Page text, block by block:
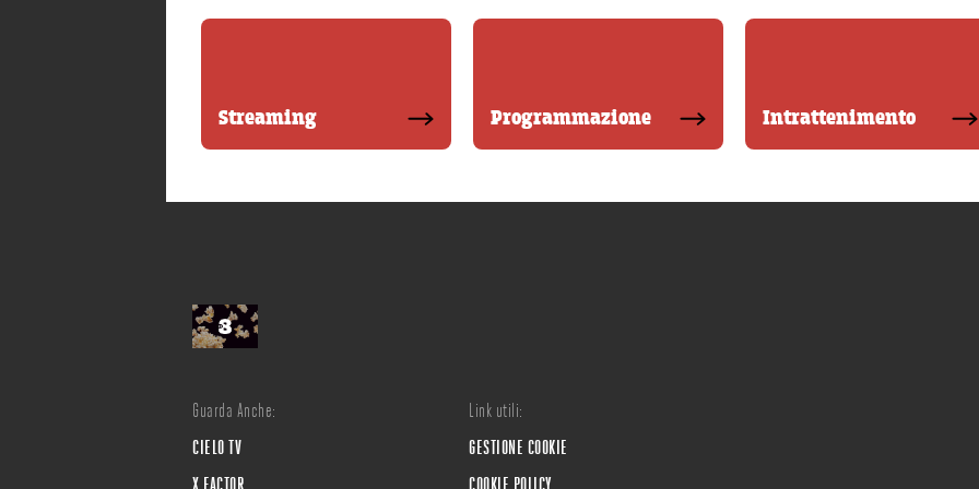
Streaming Programmazione Intrattenimento
Guarda Anche:
CIELO TV
X FACTOR
Link utili:
GESTIONE COOKIE
COOKIE POLICY